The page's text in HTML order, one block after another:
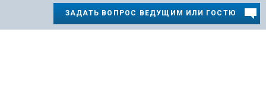
ЗАДАТЬ ВОПРОС ВЕДУЩИМ ИЛИ ГОСТЮ